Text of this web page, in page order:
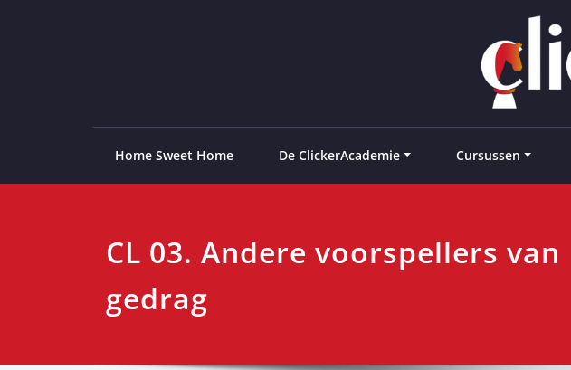
Home Sweet Home De ClickerAcademie Cursussen
CL 03. Andere voorspellers van
gedrag